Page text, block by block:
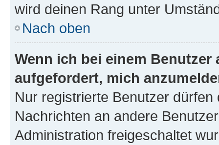
wird deinen Rang unter
Nach oben
Wenn ich bei einem
aufgefordert, mich
Nur registrierte Benutzer
Nachrichten an andere
Administration freigeschaltet